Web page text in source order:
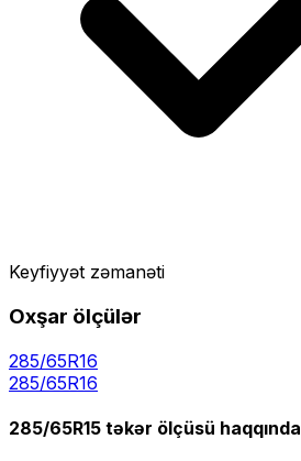
Keyfiyyət zəmanəti
Oxşar ölçülər
285/65R16
285/65R16
285/65R15 təkər ölçüsü haqqında